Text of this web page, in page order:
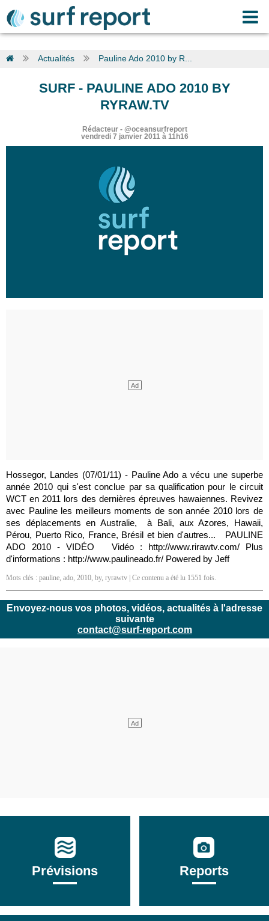
Actualités Pauline Ado 2010 by R...
SURF- PAULINE ADO 2010 BY
RYRAW.TV
Rédacteur- @oceansurfreport
vendredi 7 janvier 2011 à 11h16
Hossegor, Landes (07/01/11) - Pauline Ado a vécu une superbe
année 2010 qui s'est conclue par sa qualification pour le circuit
WCT en 2011 lors des dernières épreuves hawaiennes. Revivez
avec Pauline les meilleurs moments de son année 2010 lors de
ses déplacements en Australie, à Bali, aux Azores, Hawaii,
Pérou, Puerto Rico, France, Brésil et bien d'autres... PAULINE
ADO 2010 - VIDÉO Vidéo : http://www.rirawtv.com/ Plus
d'informations : http://www.paulineado.fr/ Powered by Jeff
Mots clés : pauline, ado, 2010, by, ryrawtv | Ce contenu a été lu 1551 fois.
Envoyez-nous vos photos, vidéos, actualités à l'adresse
suivante
contact@surf-report.com
Prévisions Reports